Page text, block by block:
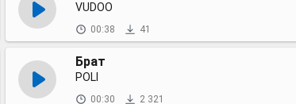
VUDOO
00:38 41
Брат
POLI
00:30 2 321